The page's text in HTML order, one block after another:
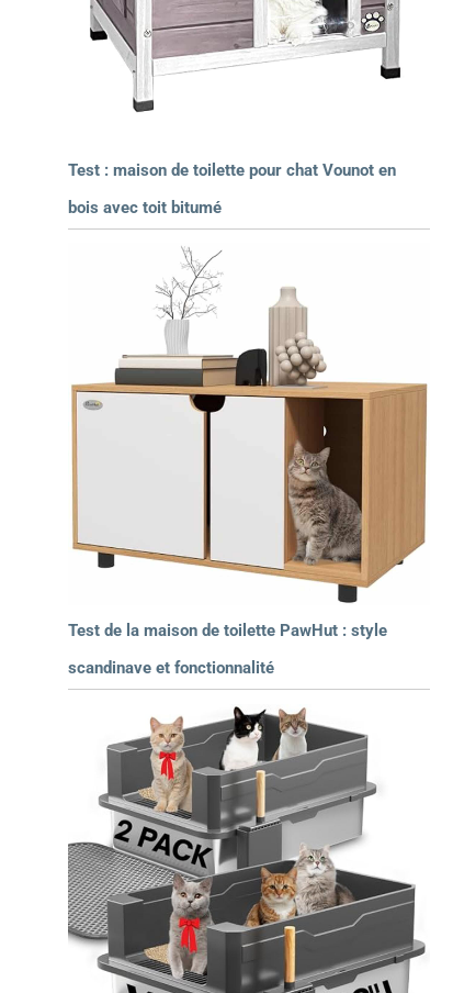
Test : maison de toilette pour chat Vounot en
bois avec toit bitumé
Test de la maison de toilette PawHut : style
scandinave et fonctionnalité